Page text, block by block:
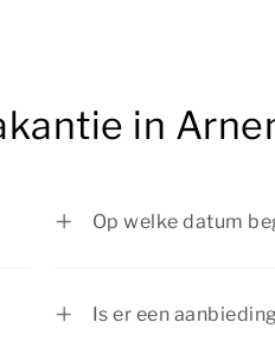
in
Op welke datum
Is er een